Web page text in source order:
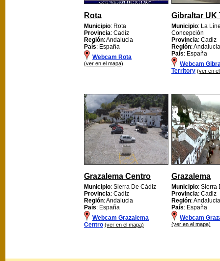
Rota
Municipio: Rota
Provincia: Cadiz
Región: Andalucia
País: España
Webcam Rota
(ver en el mapa)
Gibraltar UK
Municipio: La
Concepción
Provincia: Cadiz
Región: Andalucia
País: España
Webcam
Territory (ver en
Grazalema Centro
Municipio: Sierra De Cádiz
Provincia: Cadiz
Región: Andalucia
País: España
Webcam Grazalema
Centro (ver en el mapa)
Grazalema
Municipio: Sierra
Provincia: Cadiz
Región: Andalucia
País: España
Webcam
(ver en el mapa)